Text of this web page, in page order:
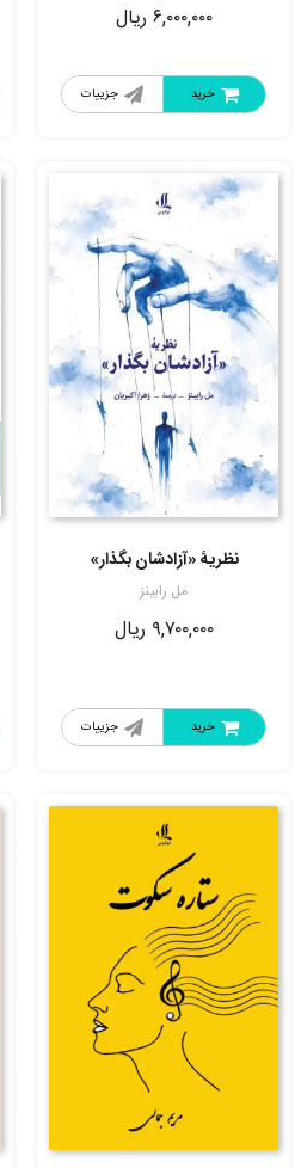
۶,۰۰۰,۰۰۰ ریال
جزییات خرید
نظریۀ «آزادشان بگذار»
مل رابینز
۹,۷۰۰,۰۰۰ ریال
جزییات خرید